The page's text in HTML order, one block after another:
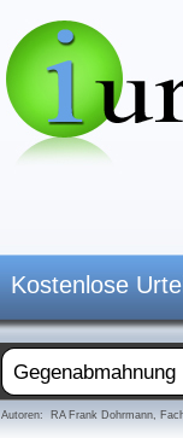
Kostenlose
Autoren: RA Frank Dohrmann,